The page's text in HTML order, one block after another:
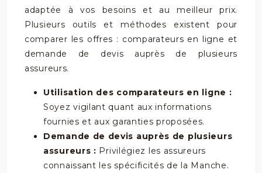
adaptée à vos besoins et au meilleur prix.
Plusieurs outils et méthodes existent pour
comparer les offres : comparateurs en ligne et
demande de devis auprès de plusieurs
assureurs.
Utilisation des comparateurs en ligne :
Soyez vigilant quant aux informations
fournies et aux garanties proposées.
Demande de devis auprès de plusieurs
assureurs : Privilégiez les assureurs
connaissant les spécificités de la Manche.